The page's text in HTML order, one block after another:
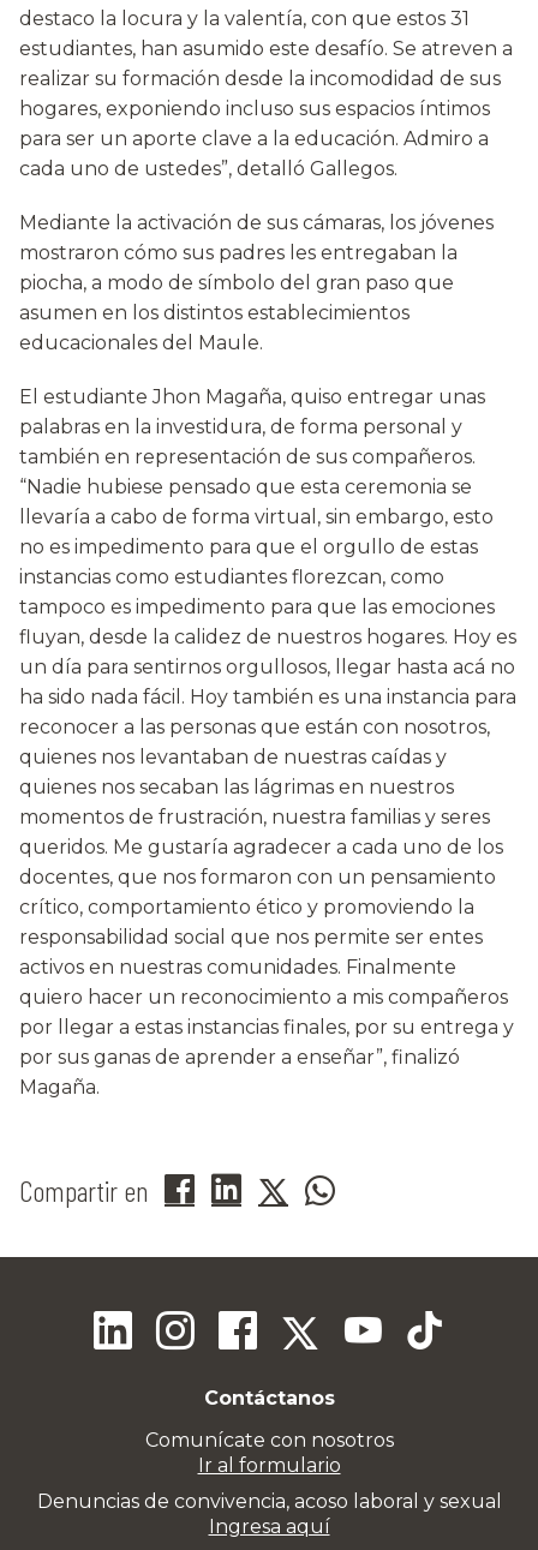
destaco la locura y la valentía, con que estos 31
estudiantes, han asumido este desafío. Se atreven a
realizar su formación desde la incomodidad de sus
hogares, exponiendo incluso sus espacios íntimos
para ser un aporte clave a la educación. Admiro a
cada uno de ustedes”, detalló Gallegos.
Mediante la activación de sus cámaras, los jóvenes
mostraron cómo sus padres les entregaban la
piocha, a modo de símbolo del gran paso que
asumen en los distintos establecimientos
educacionales del Maule.
El estudiante Jhon Magaña, quiso entregar unas
palabras en la investidura, de forma personal y
también en representación de sus compañeros.
“Nadie hubiese pensado que esta ceremonia se
llevaría a cabo de forma virtual, sin embargo, esto
no es impedimento para que el orgullo de estas
instancias como estudiantes florezcan, como
tampoco es impedimento para que las emociones
fluyan, desde la calidez de nuestros hogares. Hoy es
un día para sentirnos orgullosos, llegar hasta acá no
ha sido nada fácil. Hoy también es una instancia para
reconocer a las personas que están con nosotros,
quienes nos levantaban de nuestras caídas y
quienes nos secaban las lágrimas en nuestros
momentos de frustración, nuestra familias y seres
queridos. Me gustaría agradecer a cada uno de los
docentes, que nos formaron con un pensamiento
crítico, comportamiento ético y promoviendo la
responsabilidad social que nos permite ser entes
activos en nuestras comunidades. Finalmente
quiero hacer un reconocimiento a mis compañeros
por llegar a estas instancias finales, por su entrega y
por sus ganas de aprender a enseñar”, finalizó
Magaña.
Compartir en
Contáctanos
Comunícate con nosotros
Ir al formulario
Denuncias de convivencia, acoso laboral y sexual
Ingresa aquí